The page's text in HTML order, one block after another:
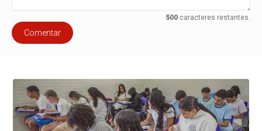
500caracteres restantes.
Comentar